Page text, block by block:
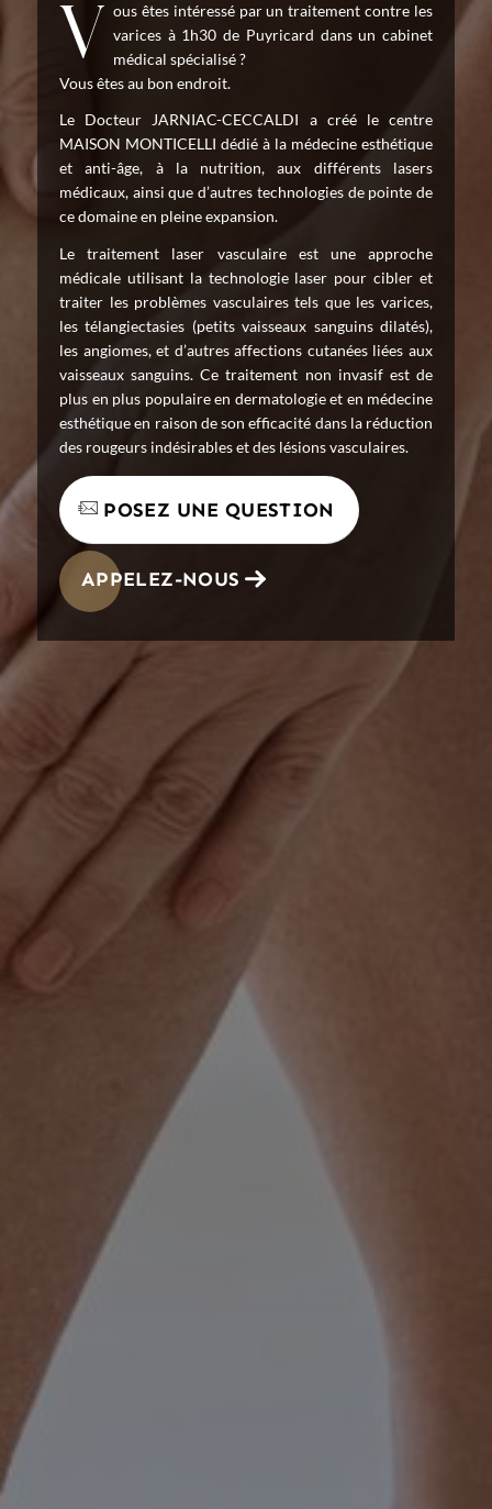
Vous êtes intéressé par un traitement contre les
varices à 1h30 de Puyricard dans un cabinet
médical spécialisé ?
Vous êtes au bon endroit.
Le Docteur JARNIAC-CECCALDI a créé le centre
MAISON MONTICELLI dédié à la médecine esthétique
et anti-âge, à la nutrition, aux différents lasers
médicaux, ainsi que d’autres technologies de pointe de
ce domaine en pleine expansion.
Le traitement laser vasculaire est une approche
médicale utilisant la technologie laser pour cibler et
traiter les problèmes vasculaires tels que les varices,
les télangiectasies (petits vaisseaux sanguins dilatés),
les angiomes, et d’autres affections cutanées liées aux
vaisseaux sanguins. Ce traitement non invasif est de
plus en plus populaire en dermatologie et en médecine
esthétique en raison de son efficacité dans la réduction
des rougeurs indésirables et des lésions vasculaires.
POSEZ UNE QUESTION
APPELEZ-NOUS